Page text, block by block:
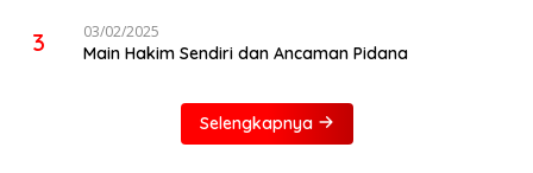
3 03/02/2025
Main Hakim Sendiri dan Ancaman Pidana
Selengkapnya